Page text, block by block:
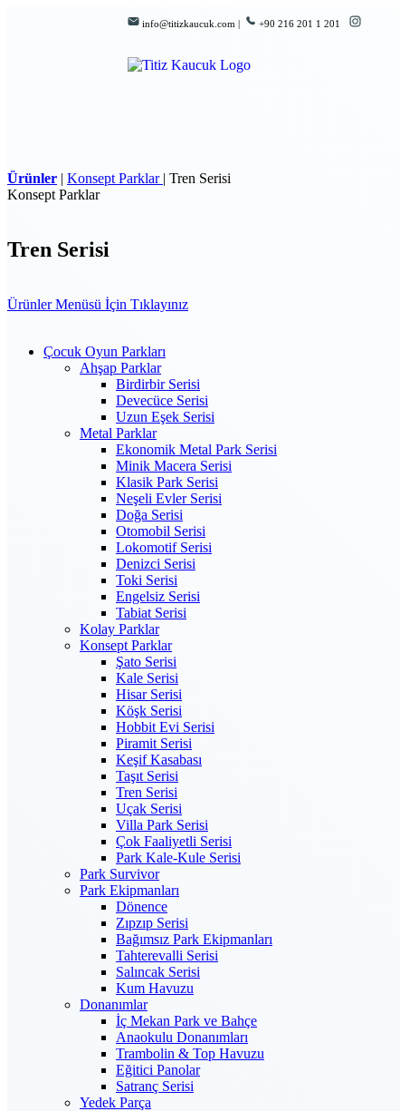
info@titizkaucuk.com | +90 216 201 1 201
Ürünler | Konsept Parklar | Tren Serisi
Konsept Parklar
Tren Serisi
Ürünler Menüsü İçin Tıklayınız
Çocuk Oyun Parkları
Ahşap Parklar
Birdirbir Serisi
Devecüce Serisi
Uzun Eşek Serisi
Metal Parklar
Ekonomik Metal Park Serisi
Minik Macera Serisi
Klasik Park Serisi
Neşeli Evler Serisi
Doğa Serisi
Otomobil Serisi
Lokomotif Serisi
Denizci Serisi
Toki Serisi
Engelsiz Serisi
Tabiat Serisi
Kolay Parklar
Konsept Parklar
Şato Serisi
Kale Serisi
Hisar Serisi
Köşk Serisi
Hobbit Evi Serisi
Piramit Serisi
Keşif Kasabası
Taşıt Serisi
Tren Serisi
Uçak Serisi
Villa Park Serisi
Çok Faaliyetli Serisi
Park Kale-Kule Serisi
Park Survivor
Park Ekipmanları
Dönence
Zıpzıp Serisi
Bağımsız Park Ekipmanları
Tahterevalli Serisi
Salıncak Serisi
Kum Havuzu
Donanımlar
İç Mekan Park ve Bahçe
Anaokulu Donanımları
Trambolin & Top Havuzu
Eğitici Panolar
Satranç Serisi
Yedek Parça